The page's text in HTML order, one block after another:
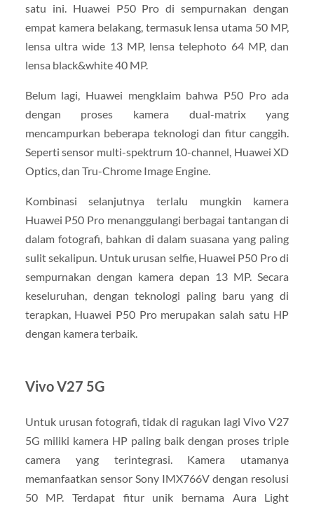
satu ini. Huawei P50 Pro di sempurnakan dengan
empat kamera belakang, termasuk lensa utama 50 MP,
lensa ultra wide 13 MP, lensa telephoto 64 MP, dan
lensa black&white 40 MP.
Belum lagi, Huawei mengklaim bahwa P50 Pro ada
dengan proses kamera dual-matrix yang
mencampurkan beberapa teknologi dan fitur canggih.
Seperti sensor multi-spektrum 10-channel, Huawei XD
Optics, dan Tru-Chrome Image Engine.
Kombinasi selanjutnya terlalu mungkin kamera
Huawei P50 Pro menanggulangi berbagai tantangan di
dalam fotografi, bahkan di dalam suasana yang paling
sulit sekalipun. Untuk urusan selfie, Huawei P50 Pro di
sempurnakan dengan kamera depan 13 MP. Secara
keseluruhan, dengan teknologi paling baru yang di
terapkan, Huawei P50 Pro merupakan salah satu HP
dengan kamera terbaik.
Vivo V27 5G
Untuk urusan fotografi, tidak di ragukan lagi Vivo V27
5G miliki kamera HP paling baik dengan proses triple
camera yang terintegrasi. Kamera utamanya
memanfaatkan sensor Sony IMX766V dengan resolusi
50 MP. Terdapat fitur unik bernama Aura Light